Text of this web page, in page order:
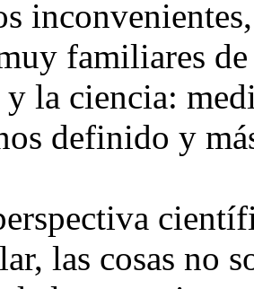
familiares
la ciencia:
definido y
las cosas no